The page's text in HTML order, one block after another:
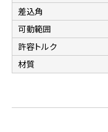
差込角
可動範囲
許容トルク
材質